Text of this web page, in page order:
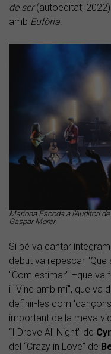
de ser(autoeditat,
amb Eufòria.
Mariona Escoda a l'Auditori
Gaspar Morer
Si bé va cantar
debut va repescar "Que
"Com estimar" –que va
i "Vine amb mi", que va
definir-les com
important de la meva
“I Drove All Night” de
del “Crazy in Love” de